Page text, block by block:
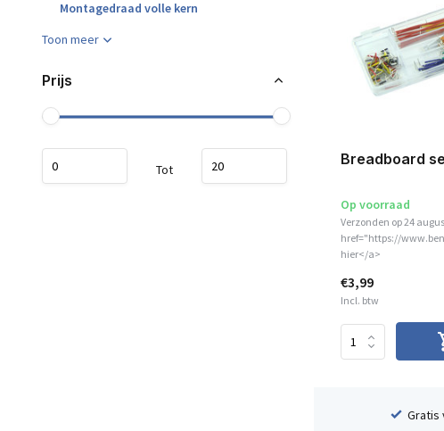
Montagedraad volle kern
Toon meer
Prijs
Tot
Breadboard
Op voorraad
Verzonden op 24
href="https://
hier</a>
€3,99
Incl. btw
Gratis